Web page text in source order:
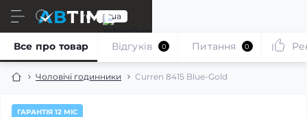
ru ua
Чоловічі годинники Curren 8415 Blue-Gold
Все про товар Відгуків 0 Питання 0
ГАРАНТІЯ 12 МІС